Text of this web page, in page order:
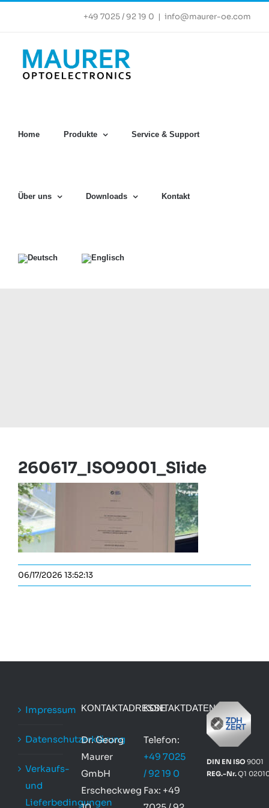
+49 7025 / 92 19 0 | info@maurer-oe.com
Home Produkte Service & Support
Über uns Downloads Kontakt
260617_ISO9001_Slide
06/17/2026 13:52:13
Impressum
Datenschutzerklärung
Verkaufs-
und
Lieferbedingungen
KONTAKTADRESSE
Dr. Georg
Maurer
GmbH
Erscheckweg
KONTAKTDATEN
Telefon:
+49 7025
/ 92 19 0
Fax: +49
DIN EN ISO9001
REG.-Nr.Q1